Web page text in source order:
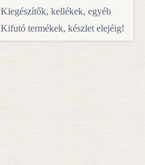
Kiegészítők, kellékek, egyéb
Kifutó termékek, készlet elejéig!